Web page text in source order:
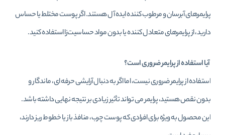
پرایمرهای آبرسان و مرطوب‌ کننده ایده‌ آل هستند. اگر پوست مختلط یا حساس
دارید، از پرایمرهای متعادل‌ کننده یا بدون مواد حساسیت‌زا استفاده کنید.
آیا استفاده از پرایمر ضروری است؟
استفاده از پرایمر ضروری نیست، اما اگر به دنبال آرایشی حرفه‌ ای، ماندگار و
بدون نقص هستید، پرایمر می‌ تواند تأثیر زیادی بر نتیجه نهایی داشته باشد.
این محصول به‌ ویژه برای افرادی که پوست چرب، منافذ باز یا خطوط ریز دارند،